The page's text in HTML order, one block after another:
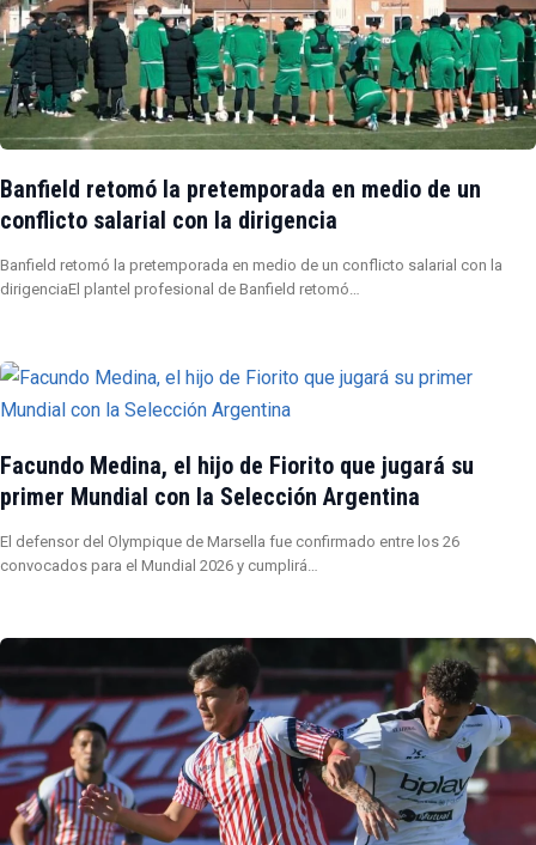
Banfield retomó la pretemporada en medio de un
conflicto salarial con la dirigencia
Banfield retomó la pretemporada en medio de un conflicto salarial con la
dirigenciaEl plantel profesional de Banfield retomó…
Facundo Medina, el hijo de Fiorito que jugará su
primer Mundial con la Selección Argentina
El defensor del Olympique de Marsella fue confirmado entre los 26
convocados para el Mundial 2026 y cumplirá…